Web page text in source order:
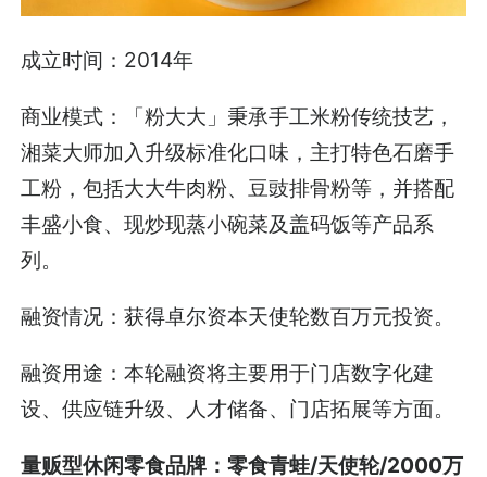
成立时间：2014年
商业模式：「粉大大」秉承手工米粉传统技艺，
湘菜大师加入升级标准化口味，主打特色石磨手
工粉，包括大大牛肉粉、豆豉排骨粉等，并搭配
丰盛小食、现炒现蒸小碗菜及盖码饭等产品系
列。
融资情况：获得卓尔资本天使轮数百万元投资。
融资用途：本轮融资将主要用于门店数字化建
设、供应链升级、人才储备、门店拓展等方面。
量贩型休闲零食品牌：零食青蛙/天使轮/2000万